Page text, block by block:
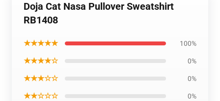
Doja Cat Nasa Pullover Sweatshirt
RB1408
★★★★★ 100%
★★★★☆ 0%
★★★☆☆ 0%
★★☆☆☆ 0%